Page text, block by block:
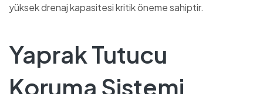
yüksek drenaj kapasitesi kritik öneme sahiptir.
Yaprak Tutucu
Koruma Sistemi